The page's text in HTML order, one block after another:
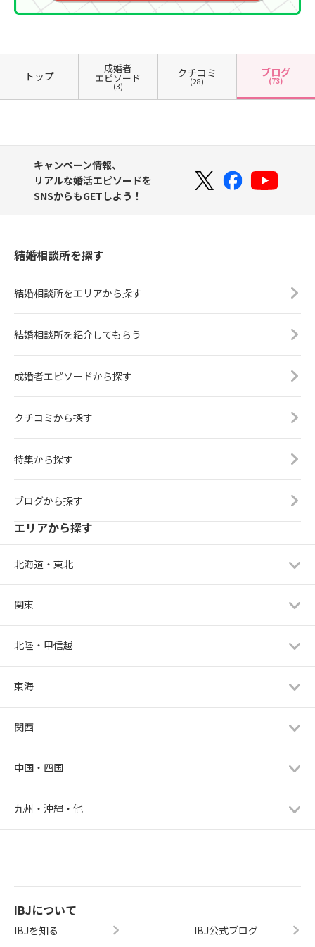
トップ
成婚者
エピソード
(3)
クチコミ
(28)
ブログ
(73)
キャンペーン情報、
リアルな婚活エピソードを
SNSからもGETしよう！
結婚相談所を探す
結婚相談所をエリアから探す
結婚相談所を紹介してもらう
成婚者エピソードから探す
クチコミから探す
特集から探す
ブログから探す
エリアから探す
北海道・東北
関東
北陸・甲信越
東海
関西
中国・四国
九州・沖縄・他
IBJについて
IBJを知る IBJ公式ブログ